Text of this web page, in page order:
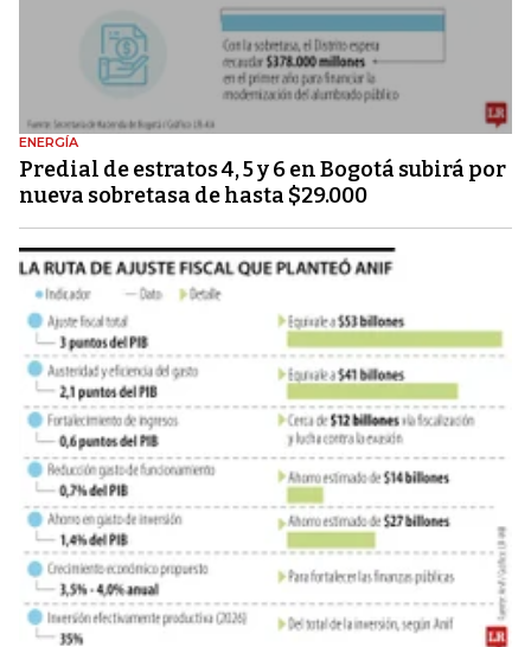
ENERGÍA
Predial de estratos 4, 5 y 6 en Bogotá subirá por
nueva sobretasa de hasta $29.000